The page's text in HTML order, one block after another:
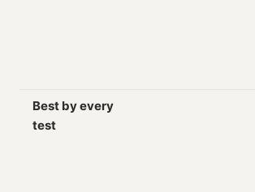
Best by every
test